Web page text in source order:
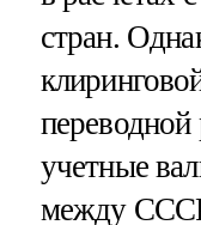
стран.
переводной
учетные
между